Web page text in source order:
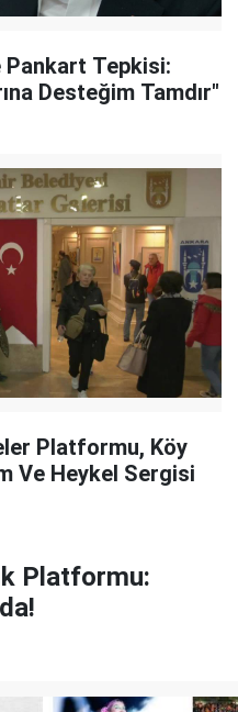
Pankart Tepkisi:
Desteğim Tamdır"
Platformu, Köy
Ve Heykel Sergisi
Platformu: